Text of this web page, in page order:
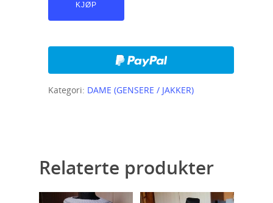
KJØP
Kategori: DAME (GENSERE / JAKKER)
Relaterte produkter